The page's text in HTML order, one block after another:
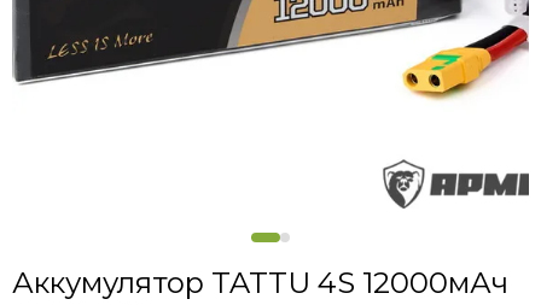
Аккумулятор TATTU 4S 12000мАч